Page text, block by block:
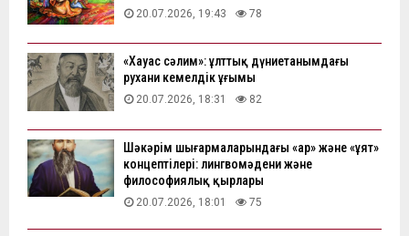
20.07.2026, 19:43 78
«Хауас сәлим»: ұлттық дүниетанымдағы
рухани кемелдік ұғымы
20.07.2026, 18:31 82
Шәкәрім шығармаларындағы «ар» және «ұят»
концептілері: лингвомәдени және
философиялық қырлары
20.07.2026, 18:01 75